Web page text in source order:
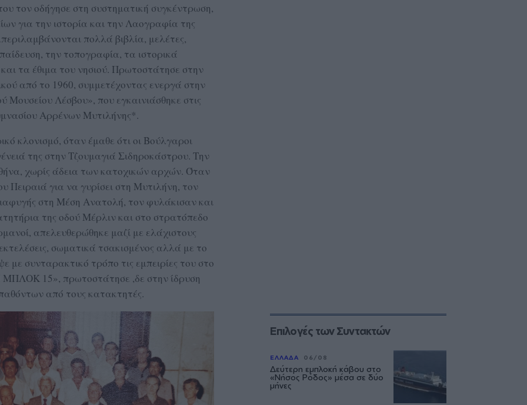
τον οδήγησε στη συστηματική συγκέντρωση,
για την ιστορία και την Λαογραφία της
πολλά βιβλία, μελέτες,
την τοπογραφία, τα ιστορικά
τα έθιμα του νησιού. Πρωτοστάτησε στην
από το 1960, συμμετέχοντας ενεργά στην
Μουσείου Λέσβου», που εγκαινιάσθηκε στις
Αρρένων Μυτιλήνης*.
κλονισμό, όταν έμαθε ότι οι Βούλγαροι
της στην Τζουμαγιά Σιδηροκάστρου. Την
χωρίς άδεια των κατοχικών αρχών. Όταν
Πειραιά για να γυρίσει στη Μυτιλήνη, τον
στη Μέση Ανατολή, τον φυλάκισαν και
της οδού Μέρλιν και στο στρατόπεδο
απελευθερώθηκε μαζί με ελάχιστους
σωματικά τσακισμένος αλλά με το
με συνταρακτικό τρόπο τις εμπειρίες του στο
15», πρωτοστάτησε ,δε στην ίδρυση
από τους κατακτητές.
Επιλογές των Συντακτών
ΕΛΛΑΔΑ 06/08
Δεύτερη εμπλοκή κάβου στο
«Νήσος Ρόδος» μέσα σε δύο
μήνες